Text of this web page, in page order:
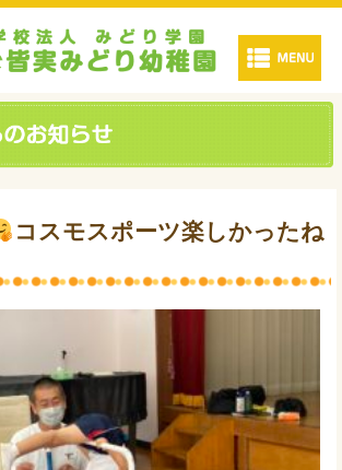
コスモスポーツ楽しかったね